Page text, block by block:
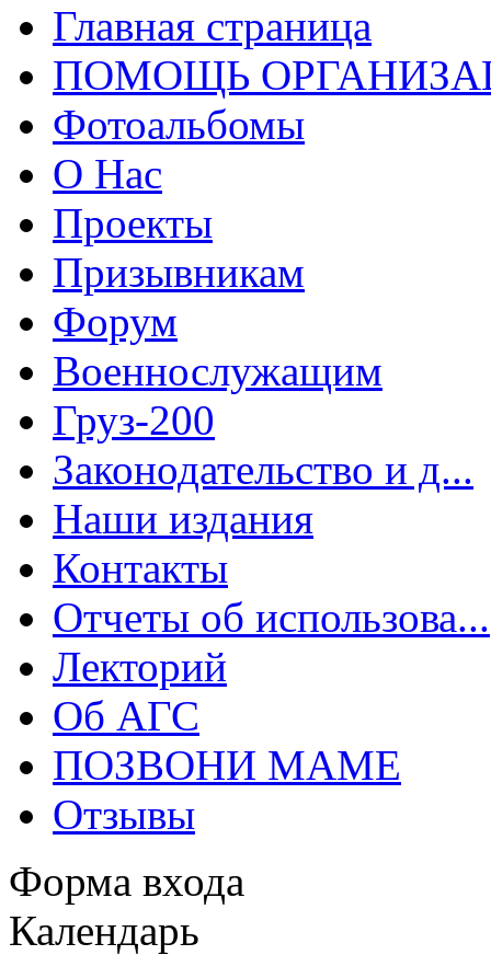
Главная страница
ПОМОЩЬ
Фотоальбомы
О Нас
Проекты
Призывникам
Форум
Военнослужащим
Груз-200
Законодательство и д...
Наши издания
Контакты
Отчеты об использова...
Лекторий
Об АГС
ПОЗВОНИ МАМЕ
Отзывы
Форма входа
Календарь